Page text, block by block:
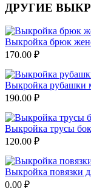
ДРУГИЕ
Выкройка брюк
170.00 ₽
Выкройка рубашки
190.00 ₽
Выкройка трусы
120.00 ₽
Выкройка повязки
0.00 ₽